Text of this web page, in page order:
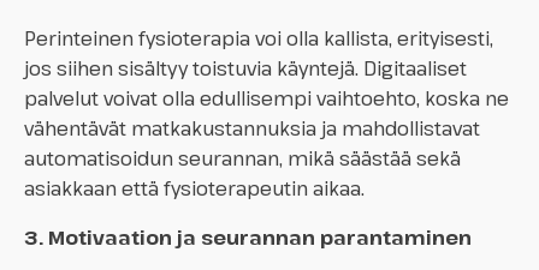
Perinteinen fysioterapia voi olla kallista, erityisesti,
jos siihen sisältyy toistuvia käyntejä. Digitaaliset
palvelut voivat olla edullisempi vaihtoehto, koska ne
vähentävät matkakustannuksia ja mahdollistavat
automatisoidun seurannan, mikä säästää sekä
asiakkaan että fysioterapeutin aikaa.
3. Motivaation ja seurannan parantaminen